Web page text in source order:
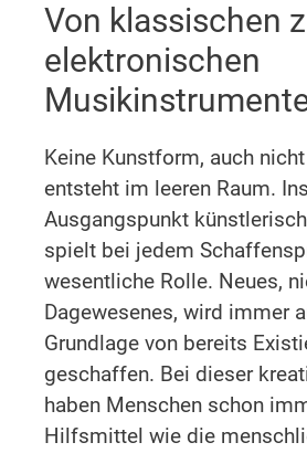
Von klassischen
elektronischen
Keine Kunstform, auch
entsteht im leeren Raum.
Ausgangspunkt
spielt bei jedem
wesentliche Rolle. Neues,
Dagewesenes, wird immer
Grundlage von bereits
geschaffen. Bei dieser
haben Menschen schon
Hilfsmittel wie die